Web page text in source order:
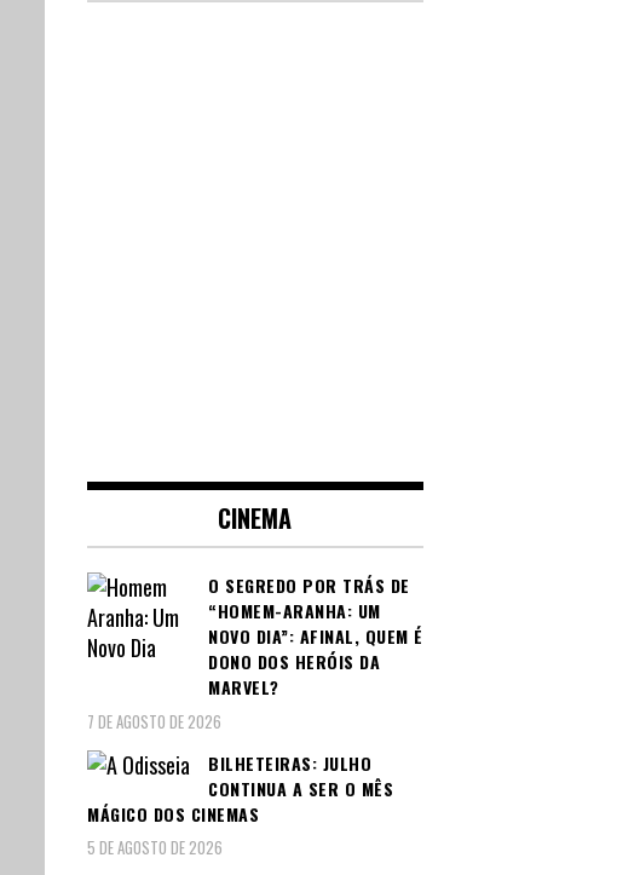
CINEMA
O SEGREDO POR TRÁS DE
“HOMEM-ARANHA: UM
NOVO DIA”: AFINAL, QUEM É
DONO DOS HERÓIS DA
MARVEL?
7 DE AGOSTO DE 2026
BILHETEIRAS: JULHO
CONTINUA A SER O MÊS
MÁGICO DOS CINEMAS
5 DE AGOSTO DE 2026